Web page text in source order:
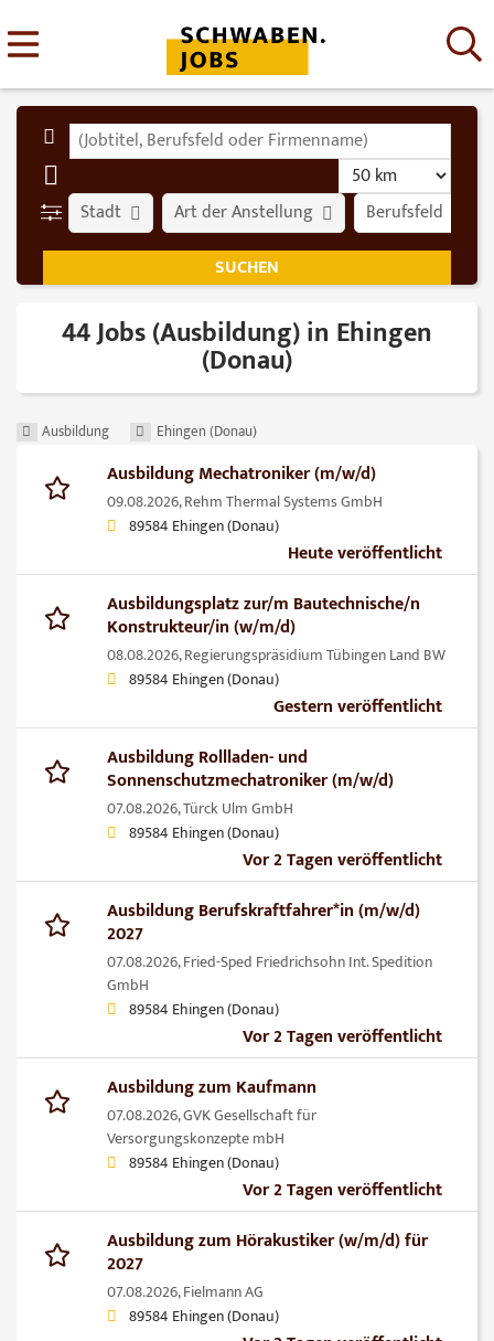
Stadt Art der Anstellung Berufsfeld
44 Jobs (Ausbildung) in Ehingen
(Donau)
Ausbildung Ehingen (Donau)
Ausbildung Mechatroniker (m/w/d)
09.08.2026,Rehm Thermal Systems GmbH
89584 Ehingen (Donau)
Heute veröffentlicht
Ausbildungsplatz zur/m Bautechnische/n
Konstrukteur/in (w/m/d)
08.08.2026,Regierungspräsidium Tübingen Land BW
89584 Ehingen (Donau)
Gestern veröffentlicht
Ausbildung Rollladen- und
Sonnenschutzmechatroniker (m/w/d)
07.08.2026,Türck Ulm GmbH
89584 Ehingen (Donau)
Vor 2 Tagen veröffentlicht
Ausbildung Berufskraftfahrer*in (m/w/d)
2027
07.08.2026,Fried-Sped Friedrichsohn Int. Spedition
GmbH
89584 Ehingen (Donau)
Vor 2 Tagen veröffentlicht
Ausbildung zum Kaufmann
07.08.2026,GVK Gesellschaft für
Versorgungskonzepte mbH
89584 Ehingen (Donau)
Vor 2 Tagen veröffentlicht
Ausbildung zum Hörakustiker (w/m/d) für
2027
07.08.2026,Fielmann AG
89584 Ehingen (Donau)